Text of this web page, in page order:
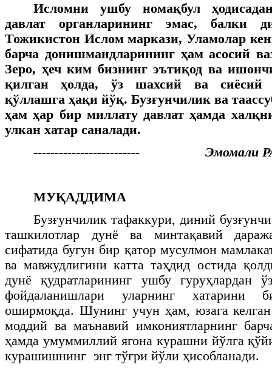
Исломни ушбу номақбул
давлат органларининг эмас, балки
Тожикистон Ислом маркази, Уламолар
барча донишмандларининг ҳам асосий
Зеро, ҳеч ким бизнинг эътиқод ва
қилган ҳолда, ўз шахсий ва сиёсий
қўллашга ҳақи йўқ. Бузғунчилик ва
ҳам ҳар бир миллату давлат ҳамда
улкан хатар саналади.
------------------------- Эмомали
МУҚАДДИМА
Бузғунчилик тафаккури, диний
ташкилотлар дунё ва минтақавий
сифатида бугун бир қатор мусулмон
ва мавжудлигини катта таҳдид остида
дунё қудратларининг ушбу гуруҳлардан
фойдаланишлари уларнинг хатарини
оширмоқда. Шунинг учун ҳам, юзага
моддий ва маънавий имкониятларнинг
ҳамда умуммиллий ягона курашни йўлга
курашишнинг энг тўғри йўли ҳисобланади.